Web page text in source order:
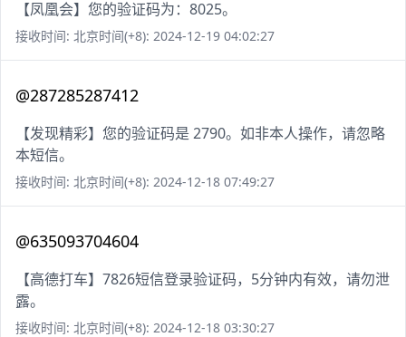
【凤凰会】您的验证码为：8025。
接收时间: 北京时间(+8): 2024-12-19 04:02:27
@287285287412
【发现精彩】您的验证码是 2790。如非本人操作，请忽略
本短信。
接收时间: 北京时间(+8): 2024-12-18 07:49:27
@635093704604
【高德打车】7826短信登录验证码，5分钟内有效，请勿泄
露。
接收时间: 北京时间(+8): 2024-12-18 03:30:27